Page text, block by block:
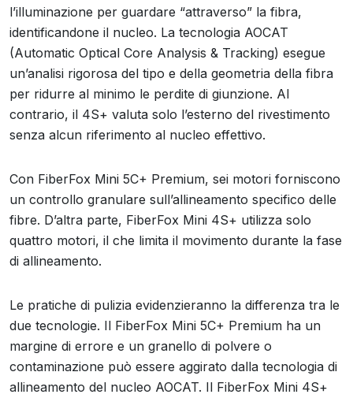
l’illuminazione per guardare “attraverso” la fibra,
identificandone il nucleo. La tecnologia AOCAT
(Automatic Optical Core Analysis & Tracking) esegue
un’analisi rigorosa del tipo e della geometria della fibra
per ridurre al minimo le perdite di giunzione. Al
contrario, il 4S+ valuta solo l’esterno del rivestimento
senza alcun riferimento al nucleo effettivo.
Con FiberFox Mini 5C+ Premium, sei motori forniscono
un controllo granulare sull’allineamento specifico delle
fibre. D’altra parte, FiberFox Mini 4S+ utilizza solo
quattro motori, il che limita il movimento durante la fase
di allineamento.
Le pratiche di pulizia evidenzieranno la differenza tra le
due tecnologie. Il FiberFox Mini 5C+ Premium ha un
margine di errore e un granello di polvere o
contaminazione può essere aggirato dalla tecnologia di
allineamento del nucleo AOCAT. Il FiberFox Mini 4S+